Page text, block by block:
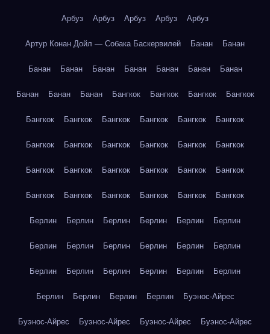
Арбуз Арбуз Арбуз Арбуз Арбуз
Артур Конан Дойл — Собака Баскервилей Банан Банан
Банан Банан Банан Банан Банан Банан Банан
Банан Банан Банан Бангкок Бангкок Бангкок Бангкок
Бангкок Бангкок Бангкок Бангкок Бангкок Бангкок
Бангкок Бангкок Бангкок Бангкок Бангкок Бангкок
Бангкок Бангкок Бангкок Бангкок Бангкок Бангкок
Бангкок Бангкок Бангкок Бангкок Бангкок Бангкок
Берлин Берлин Берлин Берлин Берлин Берлин
Берлин Берлин Берлин Берлин Берлин Берлин
Берлин Берлин Берлин Берлин Берлин Берлин
Берлин Берлин Берлин Берлин Буэнос-Айрес
Буэнос-Айрес Буэнос-Айрес Буэнос-Айрес Буэнос-Айрес